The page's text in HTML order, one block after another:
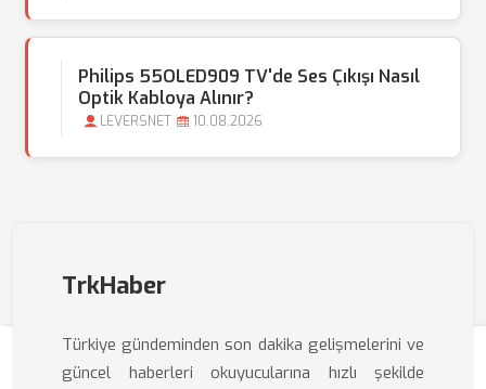
Philips 55OLED909 TV'de Ses Çıkışı Nasıl
Optik Kabloya Alınır?
LEVERSNET 10.08.2026
TrkHaber
Türkiye gündeminden son dakika gelişmelerini ve
güncel haberleri okuyucularına hızlı şekilde